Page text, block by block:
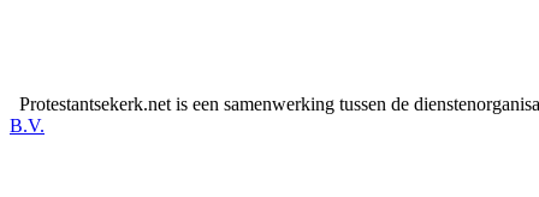
Protestantsekerk.net is een samenwerking tussen de
B.V.